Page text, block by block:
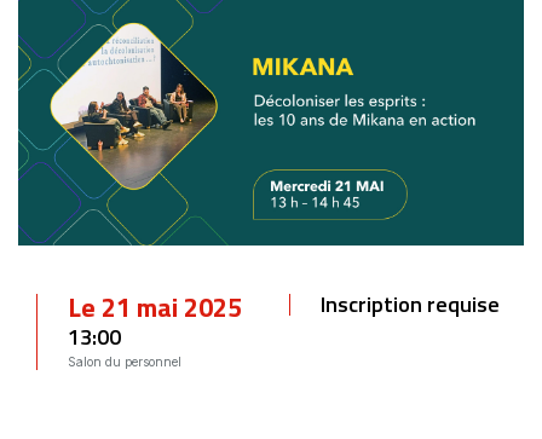
Le 21 mai 2025
13:00
Salon du personnel
Inscription requise